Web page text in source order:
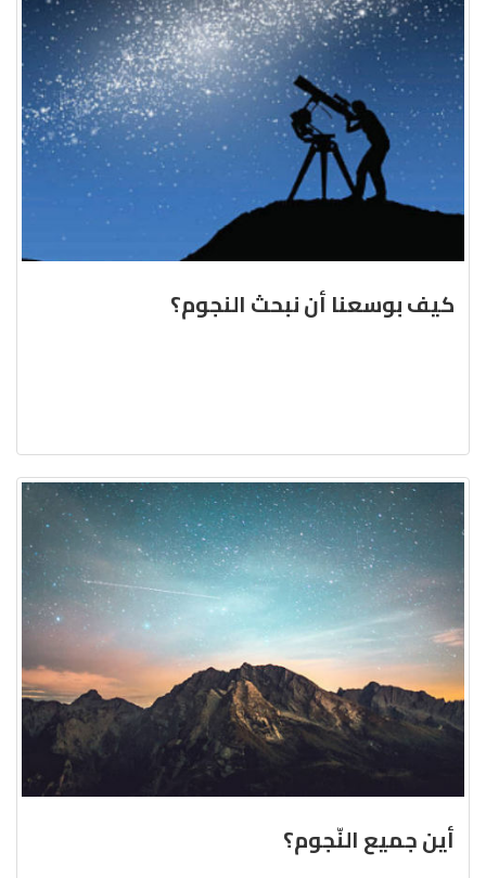
كيف بوسعنا أن نبحث النجوم؟
أين جميع النّجوم؟